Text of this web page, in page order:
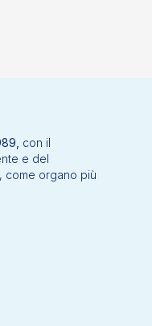
con il
e del
come organo più